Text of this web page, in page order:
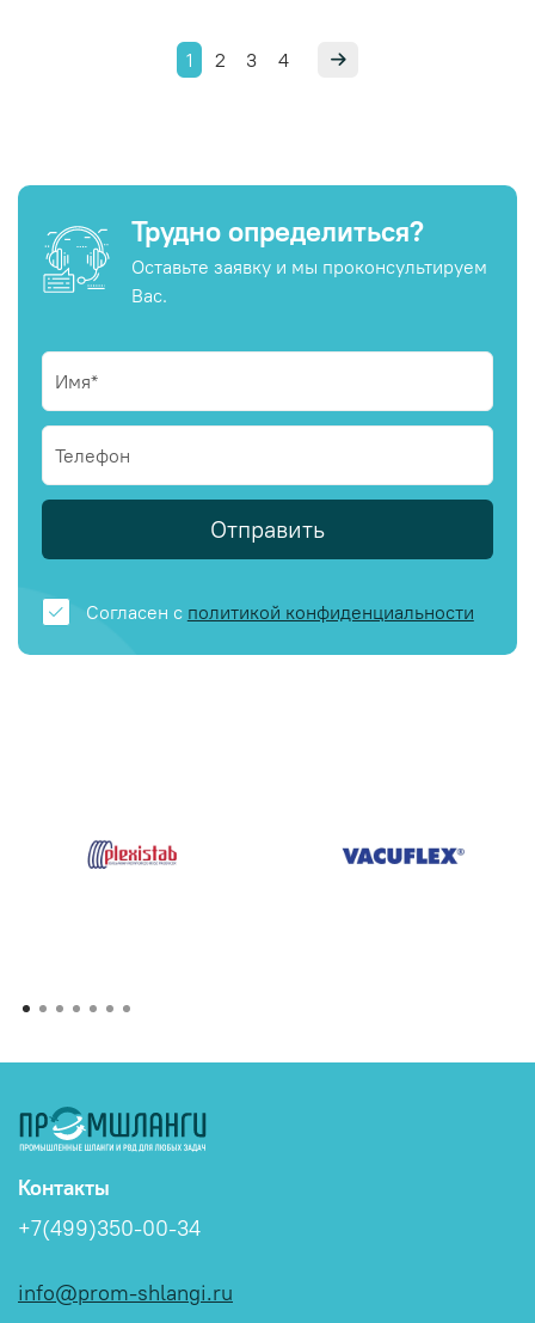
1 2 3 4
Трудно определиться?
Оставьте заявку и мы проконсультируем
Вас.
Отправить
Согласен с политикой конфиденциальности
Контакты
+7(499)350-00-34
info@prom-shlangi.ru